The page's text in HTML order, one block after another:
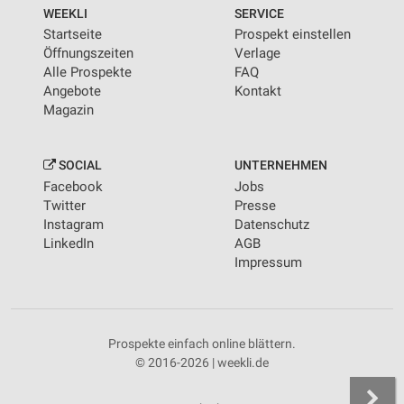
WEEKLI
Startseite
Öffnungszeiten
Alle Prospekte
Angebote
Magazin
SERVICE
Prospekt einstellen
Verlage
FAQ
Kontakt
SOCIAL
Facebook
Twitter
Instagram
LinkedIn
UNTERNEHMEN
Jobs
Presse
Datenschutz
AGB
Impressum
Prospekte einfach online blättern.
© 2016-2026 | weekli.de
von Inhalten
Verwendung von Profilen zur Auswahl
personalisierter Inhalte
Messung der Werbeleistung
Analyse von Zielgruppen durch Statistiken oder
Kombinationen von Daten aus verschiedenen
Quellen
Entwicklung und Verbesserung der Angebote
Verwendung genauer Standortdaten